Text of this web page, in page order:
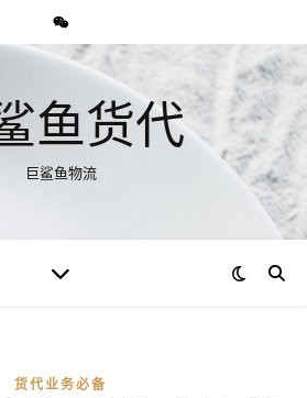
鱼货代
巨鲨鱼物流
货代业务必备